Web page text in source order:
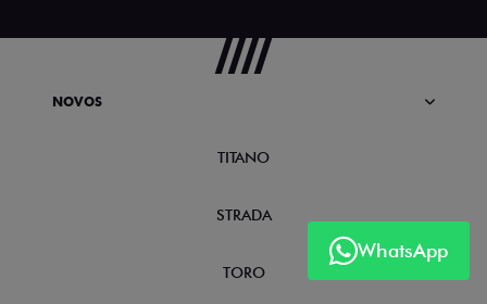
WhatsApp
NOVOS
TITANO
STRADA
TORO